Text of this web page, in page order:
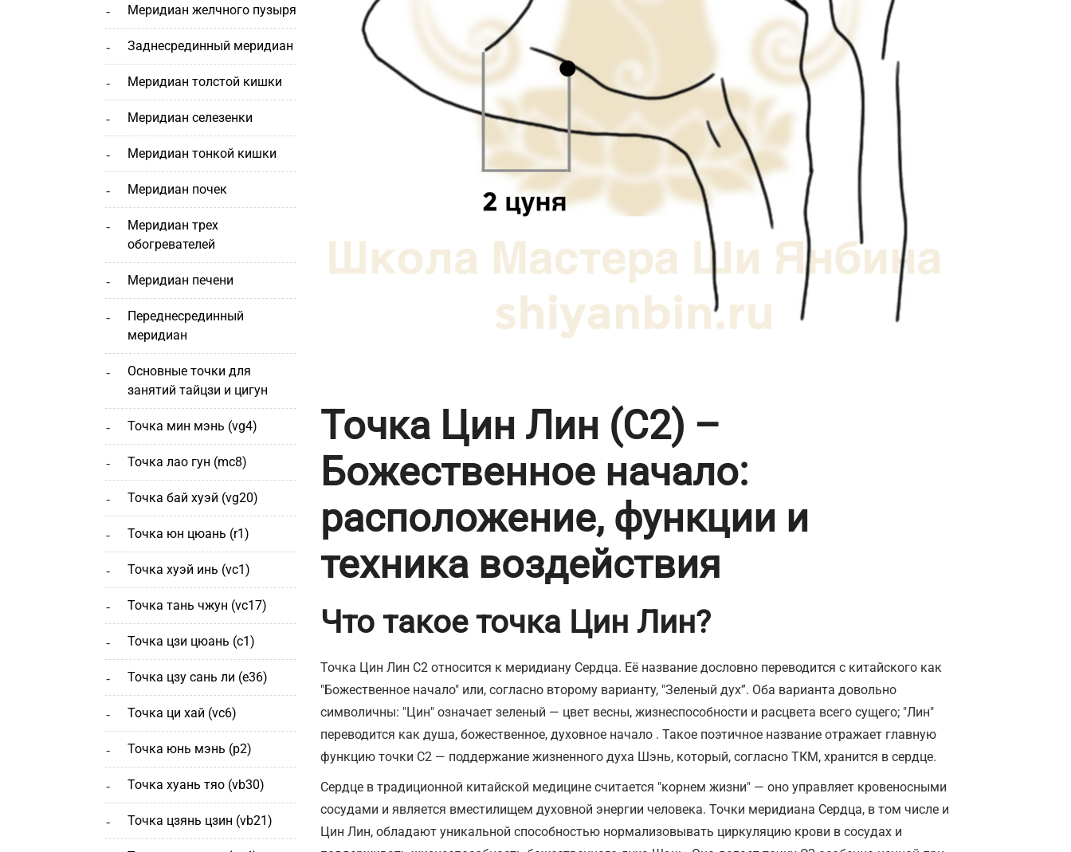
меридиан желчного пузыря
заднесрединный меридиан
меридиан толстой кишки
меридиан селезенки
меридиан тонкой кишки
меридиан почек
меридиан трех
обогревателей
меридиан печени
переднесрединный
меридиан
основные точки для
занятий тайцзи и цигун
точка мин мэнь (vg4)
точка лао гун (mc8)
точка бай хуэй (vg20)
точка юн цюань (r1)
точка хуэй инь (vc1)
точка тань чжун (vc17)
точка цзи цюань (с1)
точка цзу сань ли (e36)
точка ци хай (vc6)
точка юнь мэнь (р2)
точка хуань тяо (vb30)
точка цзянь цзин (vb21)
Точка Цин Лин (C2) –
Божественное начало:
расположение, функции и
техника воздействия
Что такое точка Цин Лин?
Точка Цин Лин С2 относится к меридиану Сердца. Её название дословно переводится с китайского как
"Божественное начало" или, согласно второму варианту, "Зеленый дух”. Оба варианта довольно
символичны: "Цин" означает зеленый — цвет весны, жизнеспособности и расцвета всего сущего; "Лин"
переводится как душа, божественное, духовное начало . Такое поэтичное название отражает главную
функцию точки С2 — поддержание жизненного духа Шэнь, который, согласно ТКМ, хранится в сердце.
Сердце в традиционной китайской медицине считается "корнем жизни" — оно управляет кровеносными
сосудами и является вместилищем духовной энергии человека. Точки меридиана Сердца, в том числе и
Цин Лин, обладают уникальной способностью нормализовывать циркуляцию крови в сосудах и